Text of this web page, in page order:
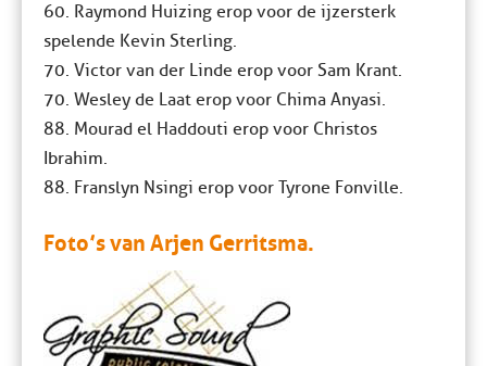
60. Raymond Huizing erop voor de ijzersterk
spelende Kevin Sterling.
70. Victor van der Linde erop voor Sam Krant.
70. Wesley de Laat erop voor Chima Anyasi.
88. Mourad el Haddouti erop voor Christos
Ibrahim.
88. Franslyn Nsingi erop voor Tyrone Fonville.
Foto’s van Arjen Gerritsma.